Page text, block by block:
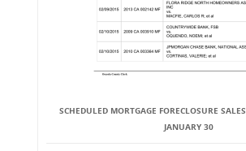
SCHEDULED MORTGAGE FORECLOSURE
JANUARY 30